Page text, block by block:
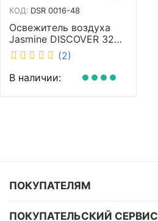
КОД: DSR 0016-48
Освежитель воздуха
Jasmine DISCOVER 320
мл
(2)
В наличии:
ПОКУПАТЕЛЯМ
ПОКУПАТЕЛЬСКИЙ СЕРВИС